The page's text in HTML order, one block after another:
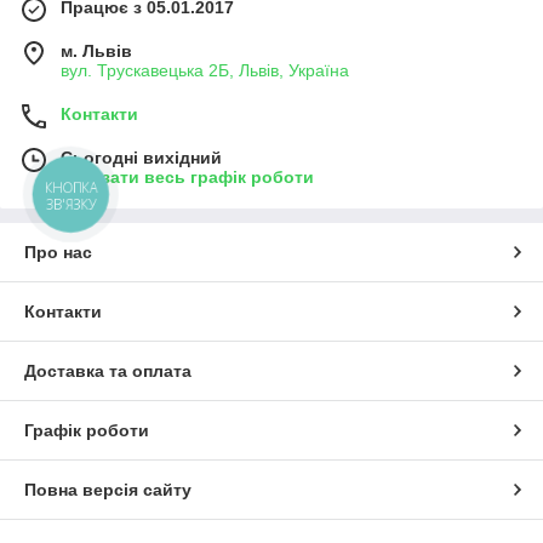
Працює з 05.01.2017
м. Львів
вул. Трускавецька 2Б, Львів, Україна
Контакти
Сьогодні вихідний
Показати весь графік роботи
Про нас
Контакти
Доставка та оплата
Графік роботи
Повна версія сайту
КНОПКА
ЗВ'ЯЗКУ